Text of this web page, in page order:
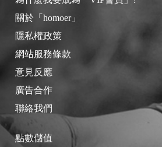
關於「homoer」
隱私權政策
網站服務條款
意見反應
廣告合作
聯絡我們
點數儲值